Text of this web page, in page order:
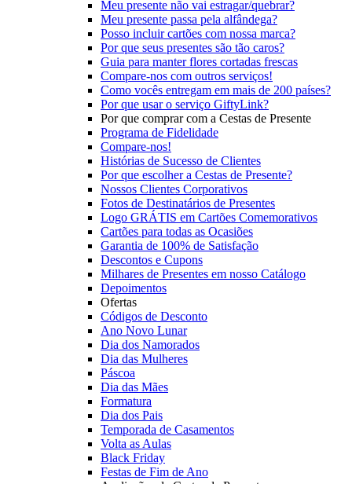
Meu presente não vai estragar/quebrar?
Meu presente passa pela alfândega?
Posso incluir cartões com nossa marca?
Por que seus presentes são tão caros?
Guia para manter flores cortadas frescas
Compare-nos com outros serviços!
Como vocês entregam em mais de 200 países?
Por que usar o serviço GiftyLink?
Por que comprar com a Cestas de Presente
Programa de Fidelidade
Compare-nos!
Histórias de Sucesso de Clientes
Por que escolher a Cestas de Presente?
Nossos Clientes Corporativos
Fotos de Destinatários de Presentes
Logo GRÁTIS em Cartões Comemorativos
Cartões para todas as Ocasiões
Garantia de 100% de Satisfação
Descontos e Cupons
Milhares de Presentes em nosso Catálogo
Depoimentos
Ofertas
Códigos de Desconto
Ano Novo Lunar
Dia dos Namorados
Dia das Mulheres
Páscoa
Dia das Mães
Formatura
Dia dos Pais
Temporada de Casamentos
Volta as Aulas
Black Friday
Festas de Fim de Ano